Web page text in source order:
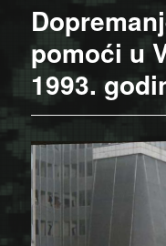
pomoći u
1993.